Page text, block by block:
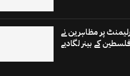
پر مظاہرین نے
فلسطین کے بینر لگادیے